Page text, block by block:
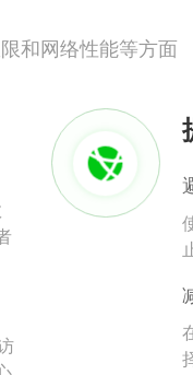
和网络性能等方面